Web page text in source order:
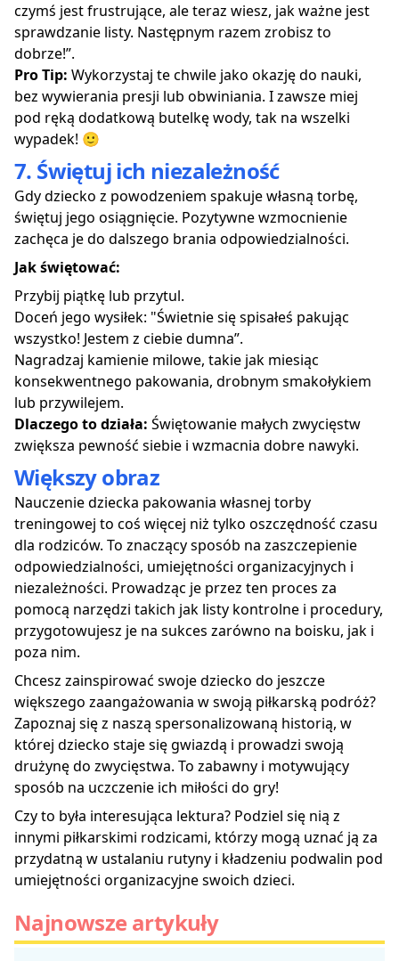
czymś jest frustrujące, ale teraz wiesz, jak ważne jest
sprawdzanie listy. Następnym razem zrobisz to
dobrze!”.
Pro Tip: Wykorzystaj te chwile jako okazję do nauki,
bez wywierania presji lub obwiniania. I zawsze miej
pod ręką dodatkową butelkę wody, tak na wszelki
wypadek! 🙂
7. Świętuj ich niezależność
Gdy dziecko z powodzeniem spakuje własną torbę,
świętuj jego osiągnięcie. Pozytywne wzmocnienie
zachęca je do dalszego brania odpowiedzialności.
Jak świętować:
Przybij piątkę lub przytul.
Doceń jego wysiłek: "Świetnie się spisałeś pakując
wszystko! Jestem z ciebie dumna”.
Nagradzaj kamienie milowe, takie jak miesiąc
konsekwentnego pakowania, drobnym smakołykiem
lub przywilejem.
Dlaczego to działa: Świętowanie małych zwycięstw
zwiększa pewność siebie i wzmacnia dobre nawyki.
Większy obraz
Nauczenie dziecka pakowania własnej torby
treningowej to coś więcej niż tylko oszczędność czasu
dla rodziców. To znaczący sposób na zaszczepienie
odpowiedzialności, umiejętności organizacyjnych i
niezależności. Prowadząc je przez ten proces za
pomocą narzędzi takich jak listy kontrolne i procedury,
przygotowujesz je na sukces zarówno na boisku, jak i
poza nim.
Chcesz zainspirować swoje dziecko do jeszcze
większego zaangażowania w swoją piłkarską podróż?
Zapoznaj się z naszą spersonalizowaną historią, w
której dziecko staje się gwiazdą i prowadzi swoją
drużynę do zwycięstwa. To zabawny i motywujący
sposób na uczczenie ich miłości do gry!
Czy to była interesująca lektura? Podziel się nią z
innymi piłkarskimi rodzicami, którzy mogą uznać ją za
przydatną w ustalaniu rutyny i kładzeniu podwalin pod
umiejętności organizacyjne swoich dzieci.
Najnowsze artykuły